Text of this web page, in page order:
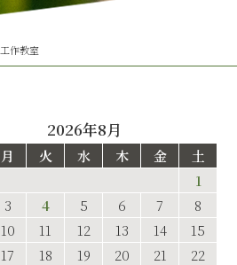
工作教室
2026年8月
月 火 水 木 金
土
1
3 4 5 6 7
8
10 11 12 13 14
15
17 18 19 20 21
22